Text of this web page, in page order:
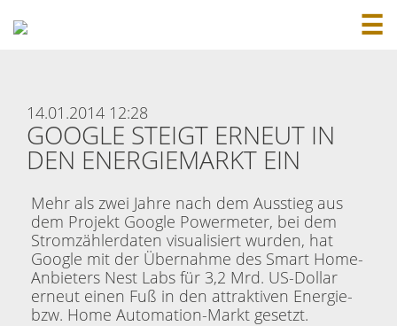
☰
14.01.2014 12:28
GOOGLE STEIGT ERNEUT IN
DEN ENERGIEMARKT EIN
Mehr als zwei Jahre nach dem Ausstieg aus
dem Projekt Google Powermeter, bei dem
Stromzählerdaten visualisiert wurden, hat
Google mit der Übernahme des Smart Home-
Anbieters Nest Labs für 3,2 Mrd. US-Dollar
erneut einen Fuß in den attraktiven Energie-
bzw. Home Automation-Markt gesetzt.